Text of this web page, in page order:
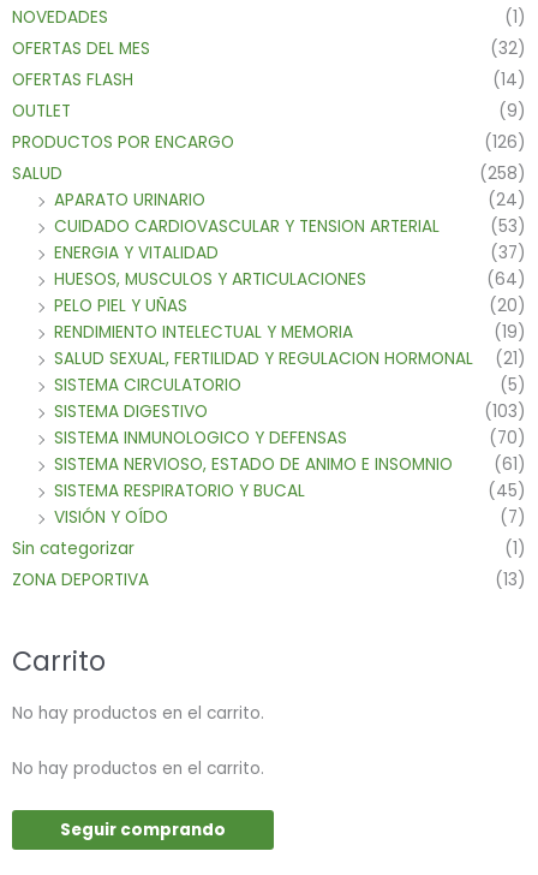
NOVEDADES
(1)
OFERTAS DEL MES
(32)
OFERTAS FLASH
(14)
OUTLET
(9)
PRODUCTOS POR ENCARGO
(126)
SALUD
(258)
APARATO URINARIO
(24)
CUIDADO CARDIOVASCULAR Y TENSION ARTERIAL
(53)
ENERGIA Y VITALIDAD
(37)
HUESOS, MUSCULOS Y ARTICULACIONES
(64)
PELO PIEL Y UÑAS
(20)
RENDIMIENTO INTELECTUAL Y MEMORIA
(19)
SALUD SEXUAL, FERTILIDAD Y REGULACION HORMONAL
(21)
SISTEMA CIRCULATORIO
(5)
SISTEMA DIGESTIVO
(103)
SISTEMA INMUNOLOGICO Y DEFENSAS
(70)
SISTEMA NERVIOSO, ESTADO DE ANIMO E INSOMNIO
(61)
SISTEMA RESPIRATORIO Y BUCAL
(45)
VISIÓN Y OÍDO
(7)
Sin categorizar
(1)
ZONA DEPORTIVA
(13)
Carrito
No hay productos en el carrito.
No hay productos en el carrito.
Seguir comprando